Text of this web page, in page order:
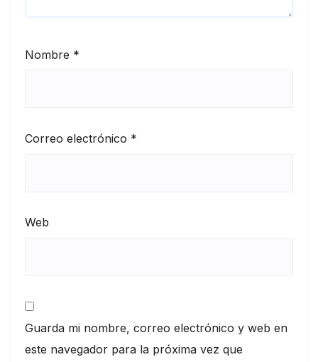
Nombre *
Correo electrónico *
Web
Guarda mi nombre, correo electrónico y web en
este navegador para la próxima vez que